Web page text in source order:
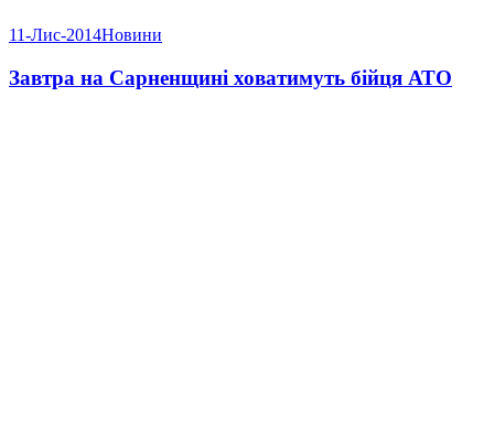
11-Лис-2014Новини
Завтра на Сарненщині ховатимуть бійця АТО